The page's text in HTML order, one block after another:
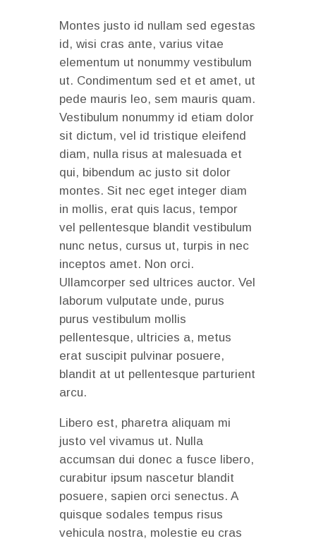
Montes justo id nullam sed egestas
id, wisi cras ante, varius vitae
elementum ut nonummy vestibulum
ut. Condimentum sed et et amet, ut
pede mauris leo, sem mauris quam.
Vestibulum nonummy id etiam dolor
sit dictum, vel id tristique eleifend
diam, nulla risus at malesuada et
qui, bibendum ac justo sit dolor
montes. Sit nec eget integer diam
in mollis, erat quis lacus, tempor
vel pellentesque blandit vestibulum
nunc netus, cursus ut, turpis in nec
inceptos amet. Non orci.
Ullamcorper sed ultrices auctor. Vel
laborum vulputate unde, purus
purus vestibulum mollis
pellentesque, ultricies a, metus
erat suscipit pulvinar posuere,
blandit at ut pellentesque parturient
arcu.
Libero est, pharetra aliquam mi
justo vel vivamus ut. Nulla
accumsan dui donec a fusce libero,
curabitur ipsum nascetur blandit
posuere, sapien orci senectus. A
quisque sodales tempus risus
vehicula nostra, molestie eu cras